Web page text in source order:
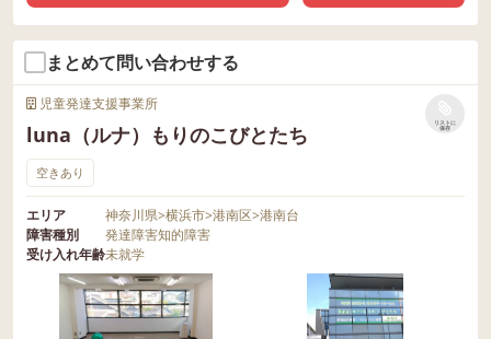
まとめて問い合わせする
児童発達支援事業所
luna（ルナ）もりのこびとたち
リストに
保存
空きあり
エリア 神奈川県>横浜市>港南区>港南台
障害種別
発達障害知的障害
受け入れ年齢未就学